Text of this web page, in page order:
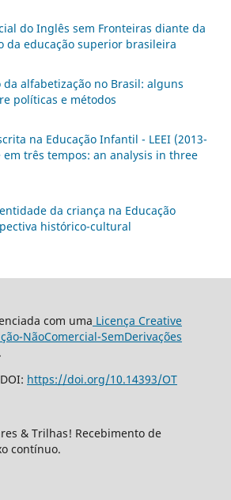
do Inglês sem Fronteiras diante da
da educação superior brasileira
alfabetização no Brasil: alguns
políticas e métodos
na Educação Infantil - LEEI (2013-
em três tempos: an analysis in three
da criança na Educação
histórico-cultural
com uma Licença Creative
NãoComercial-SemDerivações
.
https://doi.org/10.14393/OT
& Trilhas! Recebimento de
contínuo.